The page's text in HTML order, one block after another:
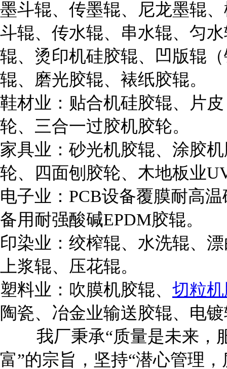
墨斗辊、传墨辊、尼龙墨辊
斗辊、传水辊、串水辊、匀
辊、烫印机硅胶辊、凹版辊
辊、磨光胶辊、裱纸胶辊。
鞋材业：贴合机硅胶辊、片
轮、三合一过胶机胶轮。
家具业：砂光机胶辊、涂胶
轮、四面刨胶轮、木地板业
电子业：PCB设备覆膜耐高
备用耐强酸碱EPDM胶辊。
印染业：绞榨辊、水洗辊、
上浆辊、压花辊。
塑料业：吹膜机胶辊、 切粒
陶瓷、冶金业输送胶辊、电
我厂秉承“质量是未来，
富”的宗旨，坚持“潜心管理